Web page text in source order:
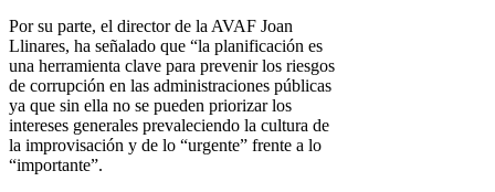
Por su parte, el director de la AVAF Joan
Llinares, ha señalado que “la planificación es
una herramienta clave para prevenir los riesgos
de corrupción en las administraciones públicas
ya que sin ella no se pueden priorizar los
intereses generales prevaleciendo la cultura de
la improvisación y de lo “urgente” frente a lo
“importante”.